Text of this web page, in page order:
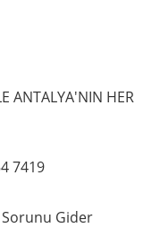
ANTALYA'NIN HER
7419
Sorunu Gider